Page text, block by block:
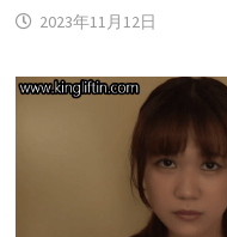
2023年11月12日